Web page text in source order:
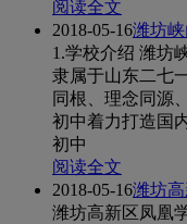
阅读全文
2018-05-16潍坊
1.学校介绍 潍坊
隶属于山东二七
同根、理念同源
初中着力打造国
初中
阅读全文
2018-05-16潍坊
潍坊高新区凤凰